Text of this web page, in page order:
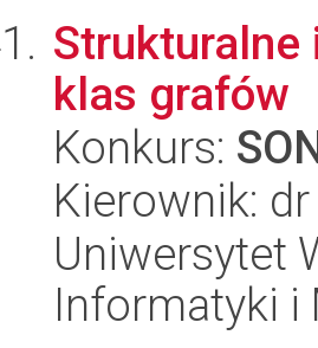
Strukturalne
klas grafów
Konkurs:
Kierownik:
Uniwersytet
Informatyki i